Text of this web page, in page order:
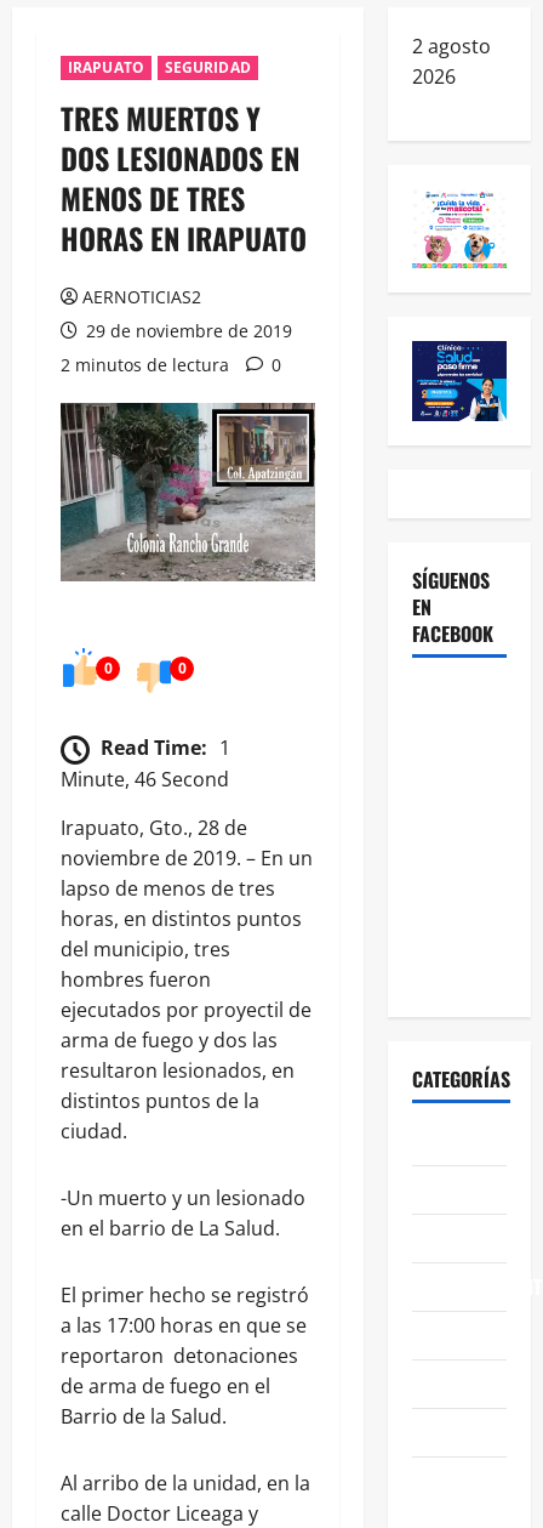
IRAPUATO SEGURIDAD
TRES MUERTOS Y
DOS LESIONADOS EN
MENOS DE TRES
HORAS EN IRAPUATO
AERNOTICIAS2
29 de noviembre de 2019
2 minutos de lectura
0
0 0
Read Time: 1
Minute, 46 Second
Irapuato, Gto., 28 de
noviembre de 2019. – En un
lapso de menos de tres
horas, en distintos puntos
del municipio, tres
hombres fueron
ejecutados por proyectil de
arma de fuego y dos las
resultaron lesionados, en
distintos puntos de la
ciudad.
-Un muerto y un lesionado
en el barrio de La Salud.
El primer hecho se registró
a las 17:00 horas en que se
reportaron detonaciones
de arma de fuego en el
Barrio de la Salud.
Al arribo de la unidad, en la
calle Doctor Liceaga y
2 agosto
2026
SÍGUENOS
EN
FACEBOOK
CATEGORÍAS